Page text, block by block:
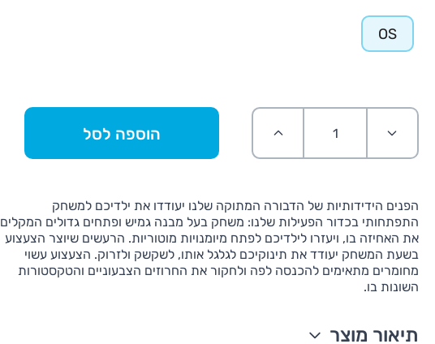
OS
הוספה לסל
הפנים הידידותיות של הדבורה המתוקה שלנו יעודדו את ילדיכם למשחק
התפתחותי בכדור הפעילות שלנו: משחק בעל מבנה גמיש ופתחים גדולים המקלים
את האחיזה בו, ויעזרו לילדיכם לפתח מיומנויות מוטוריות. הרעשים שיוצר הצעצוע
בשעת המשחק יעודד את תינוקיכם לגלגל אותו, לשקשק ולזרוק. הצעצוע עשוי
מחומרים מתאימים להכנסה לפה ולחקור את החרוזים הצבעוניים והטקסטורות
השונות בו.
תיאור מוצר